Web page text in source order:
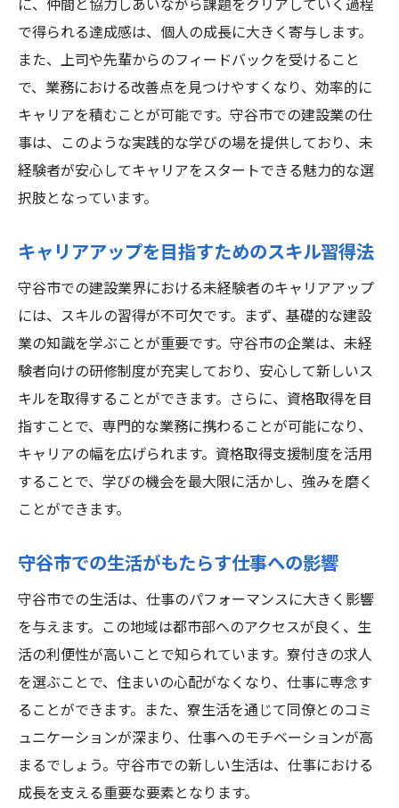
に、仲間と協力しあいながら課題をクリアしていく過程
で得られる達成感は、個人の成長に大きく寄与します。
また、上司や先輩からのフィードバックを受けること
で、業務における改善点を見つけやすくなり、効率的に
キャリアを積むことが可能です。守谷市での建設業の仕
事は、このような実践的な学びの場を提供しており、未
経験者が安心してキャリアをスタートできる魅力的な選
択肢となっています。
キャリアアップを目指すためのスキル習得法
守谷市での建設業界における未経験者のキャリアアップ
には、スキルの習得が不可欠です。まず、基礎的な建設
業の知識を学ぶことが重要です。守谷市の企業は、未経
験者向けの研修制度が充実しており、安心して新しいス
キルを取得することができます。さらに、資格取得を目
指すことで、専門的な業務に携わることが可能になり、
キャリアの幅を広げられます。資格取得支援制度を活用
することで、学びの機会を最大限に活かし、強みを磨く
ことができます。
守谷市での生活がもたらす仕事への影響
守谷市での生活は、仕事のパフォーマンスに大きく影響
を与えます。この地域は都市部へのアクセスが良く、生
活の利便性が高いことで知られています。寮付きの求人
を選ぶことで、住まいの心配がなくなり、仕事に専念す
ることができます。また、寮生活を通じて同僚とのコミ
ュニケーションが深まり、仕事へのモチベーションが高
まるでしょう。守谷市での新しい生活は、仕事における
成長を支える重要な要素となります。